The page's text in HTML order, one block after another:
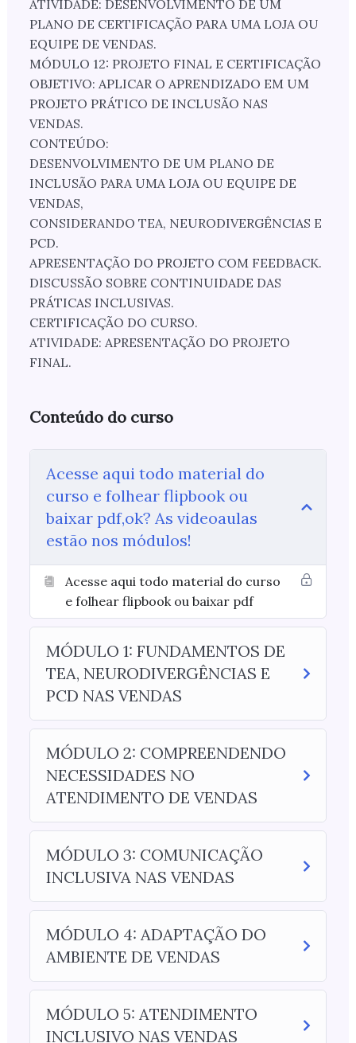
ATIVIDADE: DESENVOLVIMENTO DE UM
PLANO DE CERTIFICAÇÃO PARA UMA LOJA OU
EQUIPE DE VENDAS.
MÓDULO 12: PROJETO FINAL E CERTIFICAÇÃO
OBJETIVO: APLICAR O APRENDIZADO EM UM
PROJETO PRÁTICO DE INCLUSÃO NAS
VENDAS.
CONTEÚDO:
DESENVOLVIMENTO DE UM PLANO DE
INCLUSÃO PARA UMA LOJA OU EQUIPE DE
VENDAS,
CONSIDERANDO TEA, NEURODIVERGÊNCIAS E
PCD.
APRESENTAÇÃO DO PROJETO COM FEEDBACK.
DISCUSSÃO SOBRE CONTINUIDADE DAS
PRÁTICAS INCLUSIVAS.
CERTIFICAÇÃO DO CURSO.
ATIVIDADE: APRESENTAÇÃO DO PROJETO
FINAL.
Conteúdo do curso
Acesse aqui todo material do
curso e folhear flipbook ou
baixar pdf,ok? As videoaulas
estão nos módulos!
Acesse aqui todo material do curso
e folhear flipbook ou baixar pdf
MÓDULO 1: FUNDAMENTOS DE
TEA, NEURODIVERGÊNCIAS E
PCD NAS VENDAS
MÓDULO 2: COMPREENDENDO
NECESSIDADES NO
ATENDIMENTO DE VENDAS
MÓDULO 3: COMUNICAÇÃO
INCLUSIVA NAS VENDAS
MÓDULO 4: ADAPTAÇÃO DO
AMBIENTE DE VENDAS
MÓDULO 5: ATENDIMENTO
INCLUSIVO NAS VENDAS